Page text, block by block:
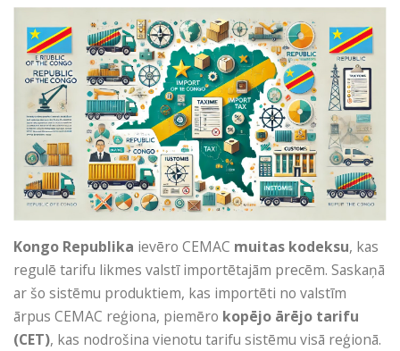
Kongo Republika ievēro CEMAC muitas kodeksu, kas
regulē tarifu likmes valstī importētajām precēm. Saskaņā
ar šo sistēmu produktiem, kas importēti no valstīm
ārpus CEMAC reģiona, piemēro kopējo ārējo tarifu
(CET), kas nodrošina vienotu tarifu sistēmu visā reģionā.